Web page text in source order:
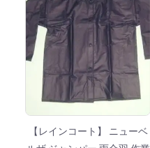
【レインコート】 ニューベ